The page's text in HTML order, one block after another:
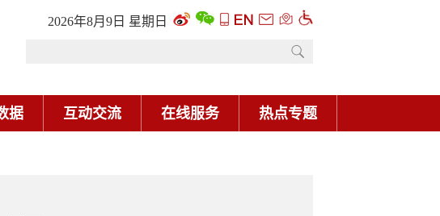
2026年8月9日 星期日
据 互动交流 在线服务 热点专题